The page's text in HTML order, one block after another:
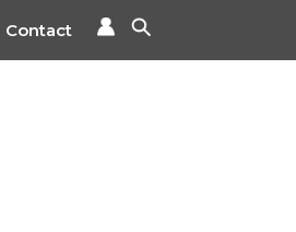
Contact